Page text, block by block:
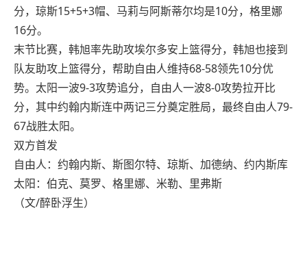
分，琼斯15+5+3帽、马莉与阿斯蒂尔均是10分，格里娜
16分。
末节比赛，韩旭率先助攻埃尔多安上篮得分，韩旭也接到
队友助攻上篮得分，帮助自由人维持68-58领先10分优
势。太阳一波9-3攻势追分，自由人一波8-0攻势拉开比
分，其中约翰内斯连中两记三分奠定胜局，最终自由人79-
67战胜太阳。
双方首发
自由人：约翰内斯、斯图尔特、琼斯、加德纳、约内斯库
太阳：伯克、莫罗、格里娜、米勒、里弗斯
（文/醉卧浮生）